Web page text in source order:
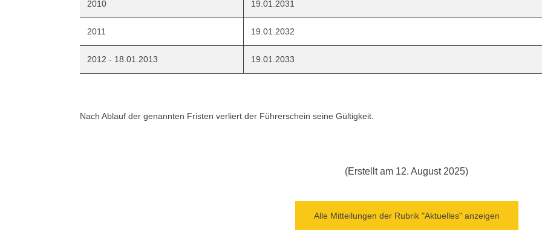
2010 19.01.2031
2011 19.01.2032
2012 - 18.01.2013 19.01.2033
Nach Ablauf der genannten Fristen verliert der Führerschein seine Gültigkeit.
(Erstellt am 12. August 2025)
Alle Mitteilungen der Rubrik "Aktuelles" anzeigen